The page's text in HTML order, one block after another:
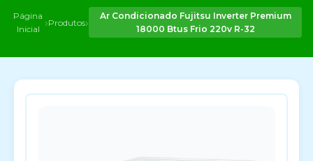
Página
Inicial ›Produtos›
Ar Condicionado Fujitsu Inverter Premium
18000 Btus Frio 220v R-32